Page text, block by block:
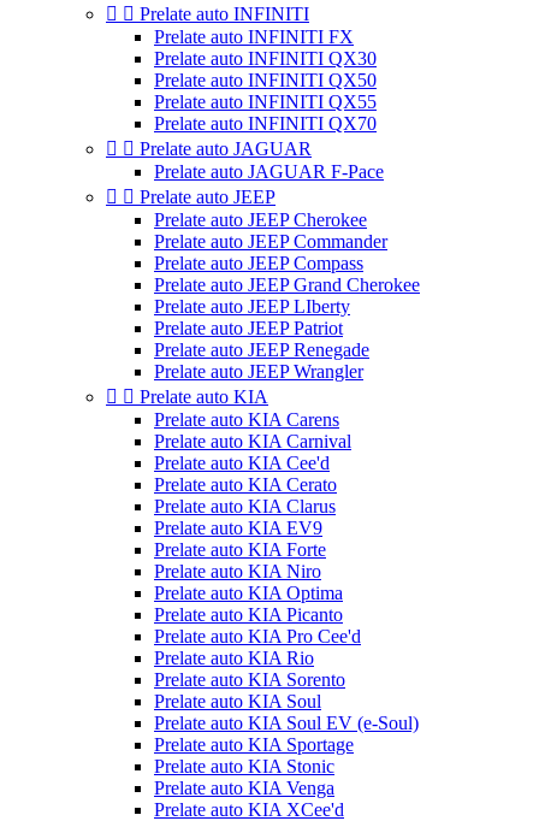
  Prelate auto INFINITI
Prelate auto INFINITI FX
Prelate auto INFINITI QX30
Prelate auto INFINITI QX50
Prelate auto INFINITI QX55
Prelate auto INFINITI QX70
  Prelate auto JAGUAR
Prelate auto JAGUAR F-Pace
  Prelate auto JEEP
Prelate auto JEEP Cherokee
Prelate auto JEEP Commander
Prelate auto JEEP Compass
Prelate auto JEEP Grand Cherokee
Prelate auto JEEP LIberty
Prelate auto JEEP Patriot
Prelate auto JEEP Renegade
Prelate auto JEEP Wrangler
  Prelate auto KIA
Prelate auto KIA Carens
Prelate auto KIA Carnival
Prelate auto KIA Cee'd
Prelate auto KIA Cerato
Prelate auto KIA Clarus
Prelate auto KIA EV9
Prelate auto KIA Forte
Prelate auto KIA Niro
Prelate auto KIA Optima
Prelate auto KIA Picanto
Prelate auto KIA Pro Cee'd
Prelate auto KIA Rio
Prelate auto KIA Sorento
Prelate auto KIA Soul
Prelate auto KIA Soul EV (e-Soul)
Prelate auto KIA Sportage
Prelate auto KIA Stonic
Prelate auto KIA Venga
Prelate auto KIA XCee'd